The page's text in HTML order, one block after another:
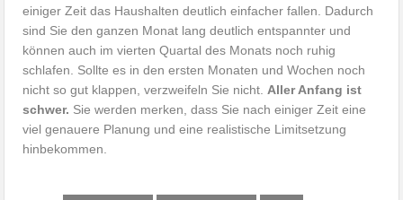
einiger Zeit das Haushalten deutlich einfacher fallen. Dadurch
sind Sie den ganzen Monat lang deutlich entspannter und
können auch im vierten Quartal des Monats noch ruhig
schlafen. Sollte es in den ersten Monaten und Wochen noch
nicht so gut klappen, verzweifeln Sie nicht.Aller Anfang ist
schwer. Sie werden merken, dass Sie nach einiger Zeit eine
viel genauere Planung und eine realistische Limitsetzung
hinbekommen.